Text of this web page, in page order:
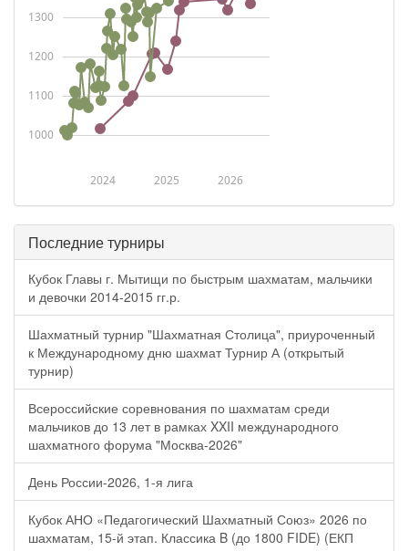
2024 2025 2026
1000
1100
1200
1300
Последние турниры
Кубок Главы г. Мытищи по быстрым шахматам, мальчики
и девочки 2014-2015 гг.р.
Шахматный турнир "Шахматная Столица", приуроченный
к Международному дню шахмат Турнир А (открытый
турнир)
Всероссийские соревнования по шахматам среди
мальчиков до 13 лет в рамках XXII международного
шахматного форума "Москва-2026"
День России-2026, 1-я лига
Кубок АНО «Педагогический Шахматный Союз» 2026 по
шахматам, 15-й этап. Классика B (до 1800 FIDE) (ЕКП